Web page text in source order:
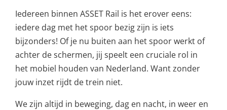
Iedereen binnen ASSET Rail is het erover eens:
iedere dag met het spoor bezig zijn is iets
bijzonders! Of je nu buiten aan het spoor werkt of
achter de schermen, jij speelt een cruciale rol in
het mobiel houden van Nederland. Want zonder
jouw inzet rijdt de trein niet.
We zijn altijd in beweging, dag en nacht, in weer en